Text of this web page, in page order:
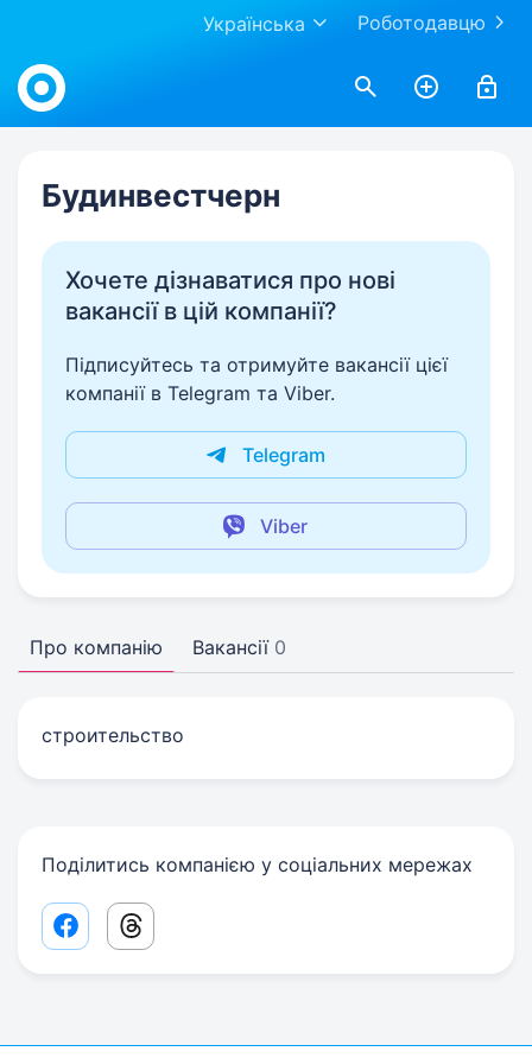
Роботодавцю
Українська
Work.ua
Будинвестчерн
Хочете дізнаватися про нові
вакансії в цій компанії?
Підписуйтесь та отримуйте вакансії цієї
компанії в Telegram та Viber.
Telegram
Viber
Про компанію Вакансії 0
строительство
Поділитись компанією у соціальних мережах
Facebook share link
Threads share link